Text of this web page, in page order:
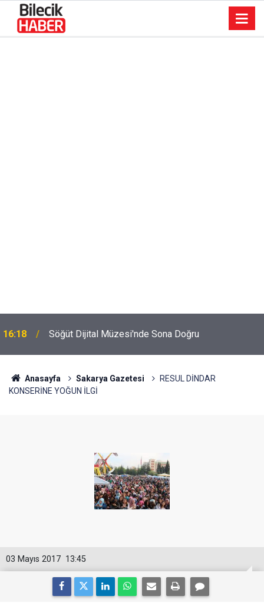
16:18 Söğüt Dijital Müzesi'nde Sona Doğru
Anasayfa Sakarya Gazetesi
RESUL DİNDAR
KONSERİNE YOĞUN İLGİ
13:45
03 Mayıs 2017